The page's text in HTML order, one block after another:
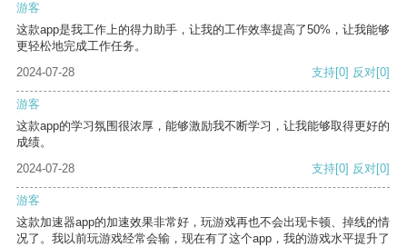
游客
这款app是我工作上的得力助手，让我的工作效率提高了50%，让我能够
更轻松地完成工作任务。
2024-07-28
支持[0] 反对[0]
游客
这款app的学习氛围很浓厚，能够激励我不断学习，让我能够取得更好的
成绩。
2024-07-28
支持[0] 反对[0]
游客
这款加速器app的加速效果非常好，玩游戏再也不会出现卡顿、掉线的情
况了。我以前玩游戏经常会输，现在有了这个app，我的游戏水平提升了